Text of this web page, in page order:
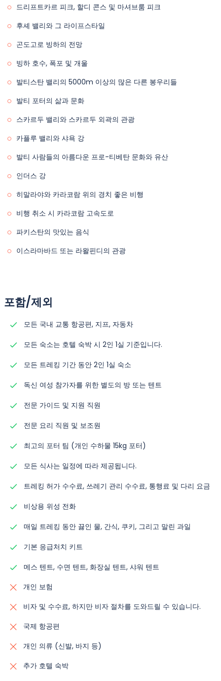
지 약 20-22시간이 소요됩니다. • 숙소: 2인 1실 호텔 객실. •
식사: 아침, 점심, 저녁 포함.
드리프트카르 피크, 할디 콘스 및 마셔브룸 피크
후셰 밸리와 그 라이프스타일
곤도고로 빙하의 전망
빙하 호수, 폭포 및 개울
발티스탄 밸리의 5000m 이상의 많은 다른 봉우리들
발티 포터의 삶과 문화
스카르두 밸리와 스카르두 외곽의 관광
카플루 밸리와 샤욕 강
발티 사람들의 아름다운 프로-티베탄 문화와 유산
인더스 강
히말라야와 카라코람 위의 경치 좋은 비행
비행 취소 시 카라코람 고속도로
파키스탄의 맛있는 음식
이스라마바드 또는 라왈핀디의 관광
포함/제외
모든 국내 교통 항공편, 지프, 자동차
모든 숙소는 호텔 숙박 시 2인 1실 기준입니다.
모든 트레킹 기간 동안 2인 1실 숙소
독신 여성 참가자를 위한 별도의 방 또는 텐트
전문 가이드 및 지원 직원
전문 요리 직원 및 보조원
최고의 포터 팀 (개인 수하물 15kg 포터)
모든 식사는 일정에 따라 제공됩니다.
트레킹 허가 수수료, 쓰레기 관리 수수료, 통행료 및 다리 요금
비상용 위성 전화
매일 트레킹 동안 끓인 물, 간식, 쿠키, 그리고 말린 과일
기본 응급처치 키트
메스 텐트, 수면 텐트, 화장실 텐트, 샤워 텐트
개인 보험
비자 및 수수료, 하지만 비자 절차를 도와드릴 수 있습니다.
국제 항공편
개인 의류 (신발, 바지 등)
추가 호텔 숙박